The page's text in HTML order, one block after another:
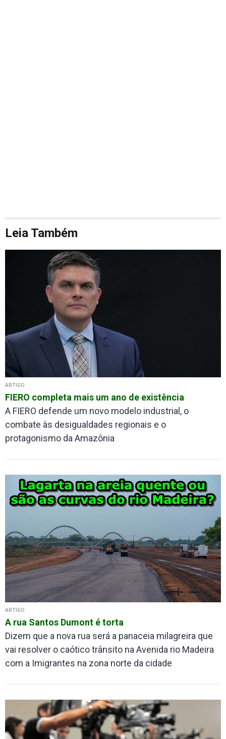
Leia Também
ARTIGO
FIERO completa mais um ano de existência
A FIERO defende um novo modelo industrial, o
combate às desigualdades regionais e o
protagonismo da Amazônia
ARTIGO
A rua Santos Dumont é torta
Dizem que a nova rua será a panaceia milagreira que
vai resolver o caótico trânsito na Avenida rio Madeira
com a Imigrantes na zona norte da cidade